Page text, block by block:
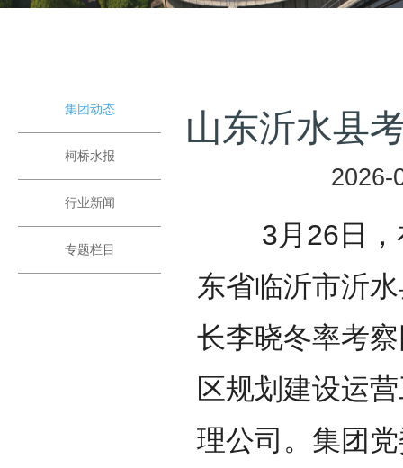
集团动态
柯桥水报
行业新闻
专题栏目
山东沂水县
2026-
3月26日，在
东省临沂市沂
长李晓冬率考
区规划建设运
理公司。集团